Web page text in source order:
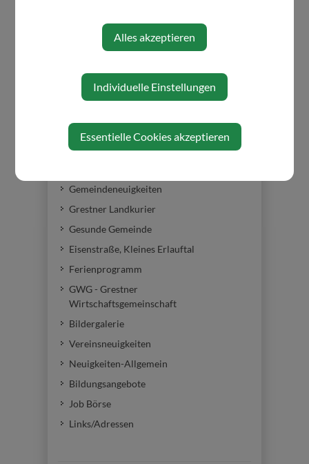
AKTUELLES
Amtstafel
Amtssignatur
Gemeindeneuigkeiten
Grestner Landkurier
Gesunde Gemeinde
Eisenstraße, Kleines Erlauftal
Ferienprogramm
GWG - Grestner
Wirtschaftsgemeinschaft
Bildergalerie
Vereinsneuigkeiten
Neuigkeiten-Allgemein
Bildungsangebote
Job Börse
Links/Adressen
Alles akzeptieren
Individuelle Einstellungen
Essentielle Cookies akzeptieren